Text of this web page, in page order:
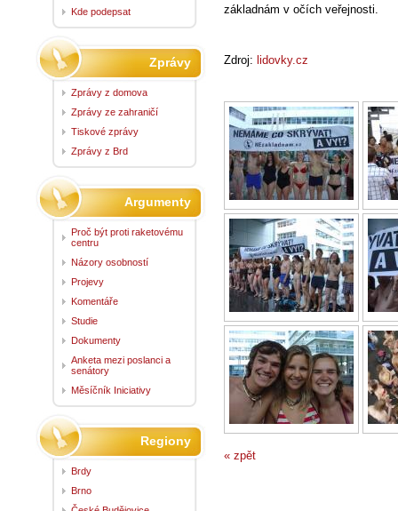
základnám v očích veřejnosti.
Zdroj: lidovky.cz
« zpět
Kde podepsat
Zprávy
Zprávy z domova
Zprávy ze zahraničí
Tiskové zprávy
Zprávy z Brd
Argumenty
Proč být proti raketovému
centru
Názory osobností
Projevy
Komentáře
Studie
Dokumenty
Anketa mezi poslanci a
senátory
Měsíčník Iniciativy
Regiony
Brdy
Brno